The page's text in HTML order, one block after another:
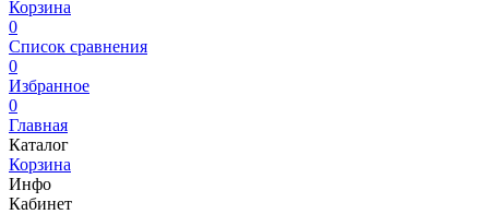
Корзина
0
Список сравнения
0
Избранное
0
Главная
Каталог
Корзина
Инфо
Кабинет